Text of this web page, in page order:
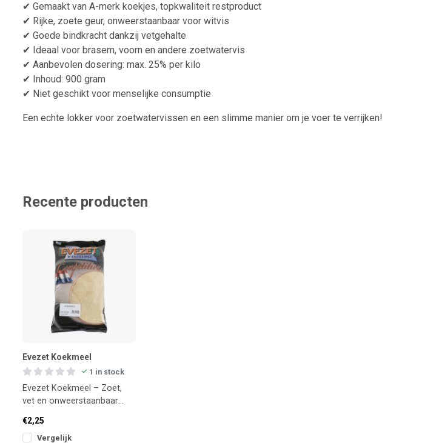
✔ Gemaakt van A-merk koekjes, topkwaliteit restproduct
✔ Rijke, zoete geur, onweerstaanbaar voor witvis
✔ Goede bindkracht dankzij vetgehalte
✔ Ideaal voor brasem, voorn en andere zoetwatervis
✔ Aanbevolen dosering: max. 25% per kilo
✔ Inhoud: 900 gram
✔ Niet geschikt voor menselijke consumptie
Een echte lokker voor zoetwatervissen en een slimme manier om je voer te verrijken!
Recente producten
Evezet Koekmeel
1 in stock
Evezet Koekmeel – Zoet,
vet en onweerstaanbaar
€2,25
Vergelijk